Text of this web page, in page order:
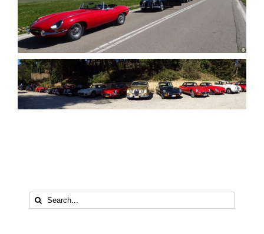
Search
for: